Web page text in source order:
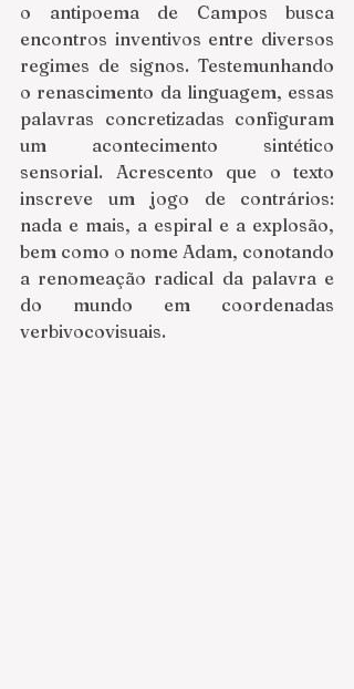
o antipoema de Campos busca
encontros inventivos entre diversos
regimes de signos. Testemunhando
o renascimento da linguagem, essas
palavras concretizadas configuram
um acontecimento sintético
sensorial. Acrescento que o texto
inscreve um jogo de contrários:
nada e mais, a espiral e a explosão,
bem como o nome Adam, conotando
a renomeação radical da palavra e
do mundo em coordenadas
verbivocovisuais.